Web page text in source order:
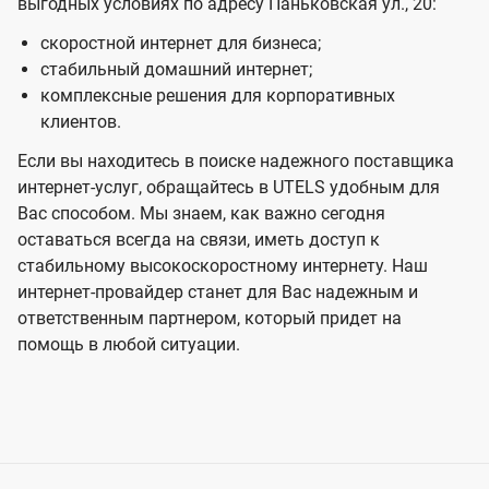
скоростной интернет для бизнеса;
стабильный домашний интернет;
комплексные решения для корпоративных
клиентов.
Если вы находитесь в поиске надежного поставщика
интернет-услуг, обращайтесь в UTELS удобным для
Вас способом. Мы знаем, как важно сегодня
оставаться всегда на связи, иметь доступ к
стабильному высокоскоростному интернету. Наш
интернет-провайдер станет для Вас надежным и
ответственным партнером, который придет на
помощь в любой ситуации.